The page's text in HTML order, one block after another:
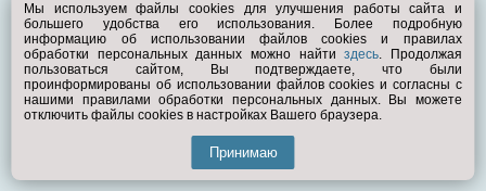
© Exist.ru 1998—2026
Мы используем файлы cookies для улучшения работы сайта и
большего удобства его использования. Более подробную
информацию об использовании файлов cookies и правилах
обработки персональных данных можно найтиздесь. Продолжая
пользоваться сайтом, Вы подтверждаете, что были
проинформированы об использовании файлов cookies и согласны с
нашими правилами обработки персональных данных. Вы можете
отключить файлы cookies в настройках Вашего браузера.
Принимаю